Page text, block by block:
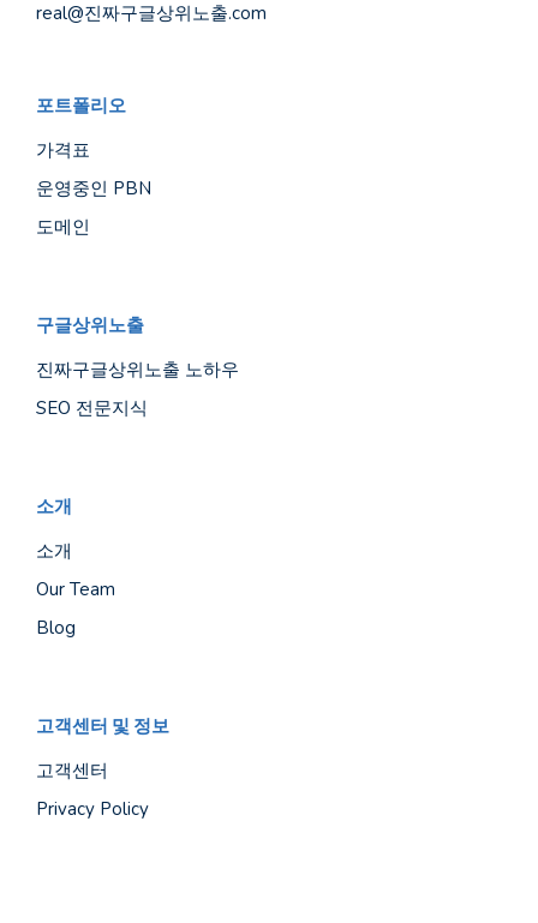
real@진짜구글상위노출.com
포트폴리오
가격표
운영중인 PBN
도메인
구글상위노출
진짜구글상위노출 노하우
SEO 전문지식
소개
소개
Our Team
Blog
고객센터 및 정보
고객센터
Privacy Policy